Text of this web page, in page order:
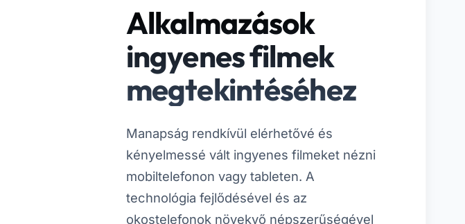
Alkalmazások
ingyenes filmek
megtekintéséhez
Manapság rendkívül elérhetővé és
kényelmessé vált ingyenes filmeket nézni
mobiltelefonon vagy tableten. A
technológia fejlődésével és az
okostelefonok növekvő népszerűségével